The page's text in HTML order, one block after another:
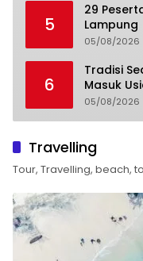
5
29 Peserta
Lampung
05/08/2026
6
Tradisi
Masuk
05/08/2026
Travelling
Tour, Travelling, beach,